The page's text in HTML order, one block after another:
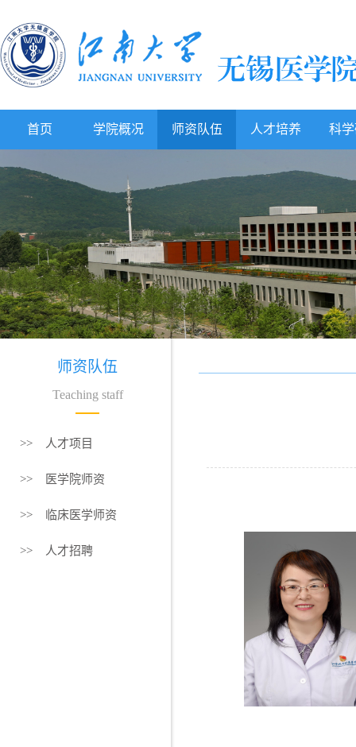
首页 学院概况 师资队伍 人才培养 科
师资队伍
Teaching staff
>> 人才项目
>> 医学院师资
>> 临床医学师资
>> 人才招聘